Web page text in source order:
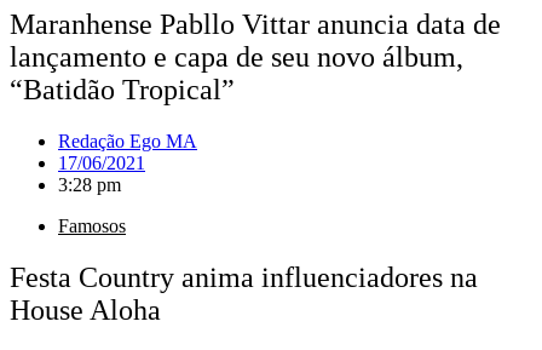
Maranhense Pabllo Vittar anuncia data de
lançamento e capa de seu novo álbum,
“Batidão Tropical”
Redação Ego MA
17/06/2021
3:28 pm
Famosos
Festa Country anima influenciadores na
House Aloha